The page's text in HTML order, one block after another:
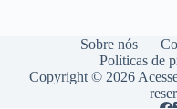
Sobre nós
Políticas de
Copyright © 2026